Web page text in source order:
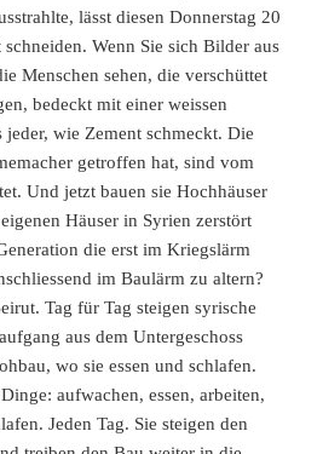
lässt diesen Donnerstag 20
Wenn Sie sich Bilder aus
Menschen sehen, die verschüttet
bedeckt mit einer weissen
wie Zement schmeckt. Die
getroffen hat, sind vom
Und jetzt bauen sie Hochhäuser
Häuser in Syrien zerstört
die erst im Kriegslärm
im Baulärm zu altern?
Tag für Tag steigen syrische
aus dem Untergeschoss
wo sie essen und schlafen.
aufwachen, essen, arbeiten,
Jeden Tag. Sie steigen den